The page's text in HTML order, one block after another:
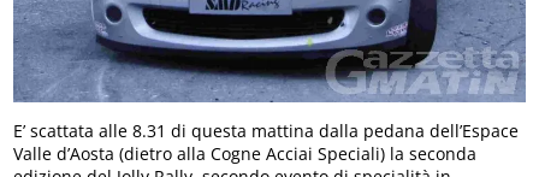
E’ scattata alle 8.31 di questa mattina dalla pedana dell’Espace
Valle d’Aosta (dietro alla Cogne Acciai Speciali) la seconda